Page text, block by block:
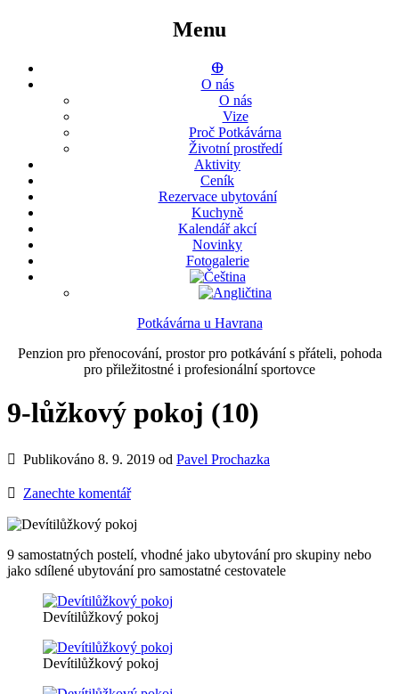
Menu
ⴲ
O nás
O nás
Vize
Proč Potkávárna
Životní prostředí
Aktivity
Ceník
Rezervace ubytování
Kuchyně
Kalendář akcí
Novinky
Fotogalerie
Potkávárna u Havrana
Penzion pro přenocování, prostor pro potkávání s přáteli, pohoda
pro přiležitostné i profesionální sportovce
9-lůžkový pokoj (10)
Publikováno 8. 9. 2019 od Pavel Prochazka
Zanechte komentář
9 samostatných postelí, vhodné jako ubytování pro skupiny nebo
jako sdílené ubytování pro samostatné cestovatele
Devítilůžkový pokoj
Devítilůžkový pokoj